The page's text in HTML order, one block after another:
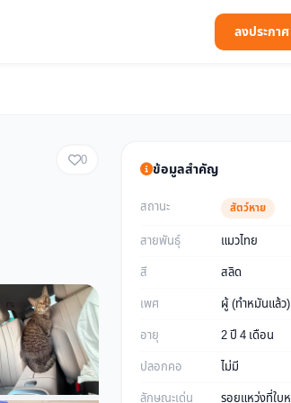
ลงประกาศ
0 ข้อมูลสำคัญ
สถานะ สัตว์หาย
สายพันธุ์
แมวไทย
สี
สลิด
เพศ
ผู้ (ทำหมันแล้ว)
อายุ
2 ปี 4 เดือน
ปลอกคอ
ไม่มี
ลักษณะเด่น
รอยแหว่งที่ใบหู